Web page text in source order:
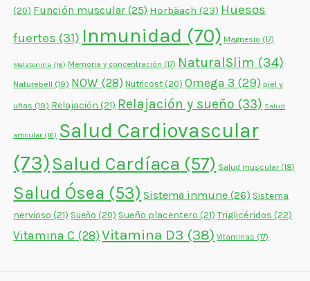
(20) Función muscular (25) Horbäach (23) Huesos
fuertes (31) Inmunidad (70) Magnesio (17)
Melatonina (16) Memoria y concentración (17) NaturalSlim (34)
Naturebell (19) NOW (28) Nutricost (20) Omega 3 (29) piel y
uñas (19) Relajación (21) Relajación y sueño (33) Salud
articular (16) Salud Cardiovascular
(73)Salud Cardíaca (57) Salud muscular(18)
Salud Ósea (53) Sistema inmune (26) Sistema
nervioso (21) Sueño (20) Sueño placentero (21) Triglicéridos (22)
Vitamina C (28) Vitamina D3 (38) Vitaminas (17)